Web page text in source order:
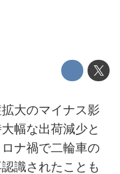
大のマイナス影
幅な出荷減少と
ナ禍で二輪車の
識されたことも